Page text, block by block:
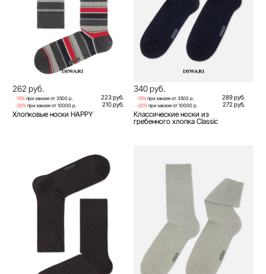
262 руб.
-15% при заказе от 3500 р. 223 руб.
-20% при заказе от 10000 р. 210 руб.
Хлопковые носки HAPPY
340 руб.
-15% при заказе от 3500 р. 289 руб.
-20% при заказе от 10000 р. 272 руб.
Классические носки из
гребенного хлопка Classic